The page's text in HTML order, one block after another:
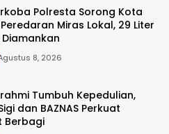
Polresta Sorong Kota
Miras Lokal, 29 Liter
8, 2026
Tumbuh Kepedulian,
dan BAZNAS Perkuat
Berbagi